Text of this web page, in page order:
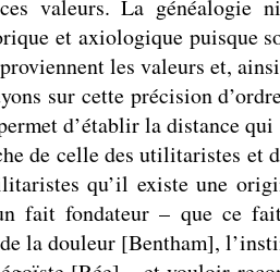
valeurs. La généalogie
et axiologique puisque
les valeurs et,
sur cette précision
d’établir la distance
de celle des utilitaristes et
qu’il existe une
fait fondateur – que ce
la douleur [Bentham],